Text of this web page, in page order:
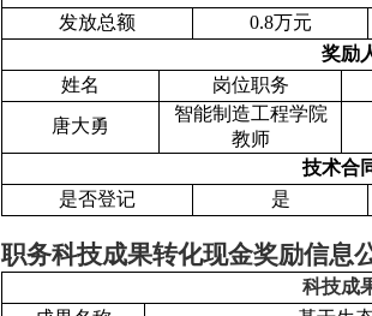
发放总额 0.8万元
奖励
姓名 岗位职务
唐大勇
智能制造工程学院
教师
技术合
是否登记 是
职务科技成果转化现金奖励信息
科技成